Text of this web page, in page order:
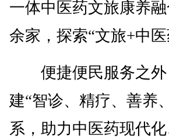
一体中医药文旅康养
余家，探索“文旅+中
便捷便民服务之外
建“智诊、精疗、善养
系，助力中医药现代